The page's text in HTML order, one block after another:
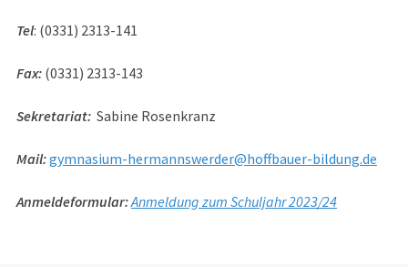
Tel: (0331) 2313-141
Fax: (0331) 2313-143
Sekretariat:Sabine Rosenkranz
Mail:gymnasium-hermannswerder@hoffbauer-bildung.de
Anmeldeformular:Anmeldung zum Schuljahr 2023/24